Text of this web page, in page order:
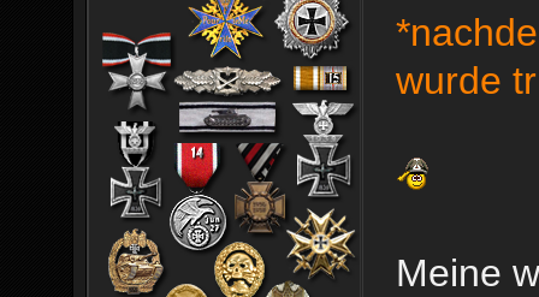
wurde
Meine